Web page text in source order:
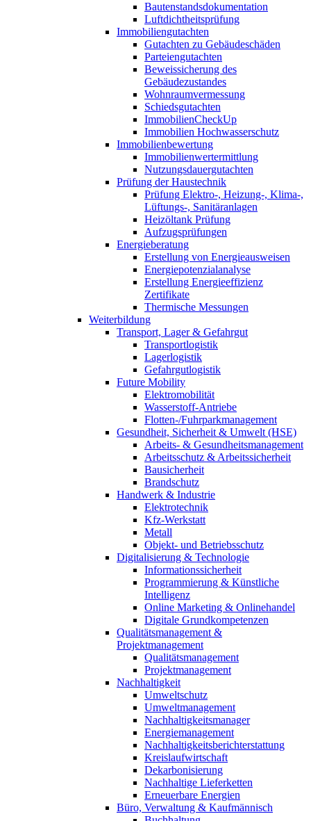
Bautenstandsdokumentation
Luftdichtheitsprüfung
Immobiliengutachten
Gutachten zu Gebäudeschäden
Parteiengutachten
Beweissicherung des
Gebäudezustandes
Wohnraumvermessung
Schiedsgutachten
ImmobilienCheckUp
Immobilien Hochwasserschutz
Immobilienbewertung
Immobilienwertermittlung
Nutzungsdauergutachten
Prüfung der Haustechnik
Prüfung Elektro-, Heizung-, Klima-,
Lüftungs-, Sanitäranlagen
Heizöltank Prüfung
Aufzugsprüfungen
Energieberatung
Erstellung von Energieausweisen
Energiepotenzialanalyse
Erstellung Energieeffizienz
Zertifikate
Thermische Messungen
Weiterbildung
Transport, Lager & Gefahrgut
Transportlogistik
Lagerlogistik
Gefahrgutlogistik
Future Mobility
Elektromobilität
Wasserstoff-Antriebe
Flotten-/Fuhrparkmanagement
Gesundheit, Sicherheit & Umwelt (HSE)
Arbeits- & Gesundheitsmanagement
Arbeitsschutz & Arbeitssicherheit
Bausicherheit
Brandschutz
Handwerk & Industrie
Elektrotechnik
Kfz-Werkstatt
Metall
Objekt- und Betriebsschutz
Digitalisierung & Technologie
Informationssicherheit
Programmierung & Künstliche
Intelligenz
Online Marketing & Onlinehandel
Digitale Grundkompetenzen
Qualitätsmanagement &
Projektmanagement
Qualitätsmanagement
Projektmanagement
Nachhaltigkeit
Umweltschutz
Umweltmanagement
Nachhaltigkeitsmanager
Energiemanagement
Nachhaltigkeitsberichterstattung
Kreislaufwirtschaft
Dekarbonisierung
Nachhaltige Lieferketten
Erneuerbare Energien
Büro, Verwaltung & Kaufmännisch